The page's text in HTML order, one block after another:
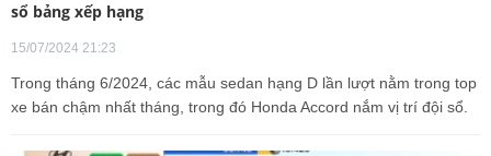
sổ bảng xếp hạng
15/07/2024 21:23
Trong tháng 6/2024, các mẫu sedan hạng D lần lượt nằm trong top
xe bán chậm nhất tháng, trong đó Honda Accord nắm vị trí đội sổ.